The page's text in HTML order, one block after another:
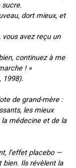
sucre.
dort mieux, et
vous avez reçu un
continuez à me
! »
1998).
de grand-mère :
les mieux
médecine et de la
l’effet placebo —
bien. Ils révèlent la